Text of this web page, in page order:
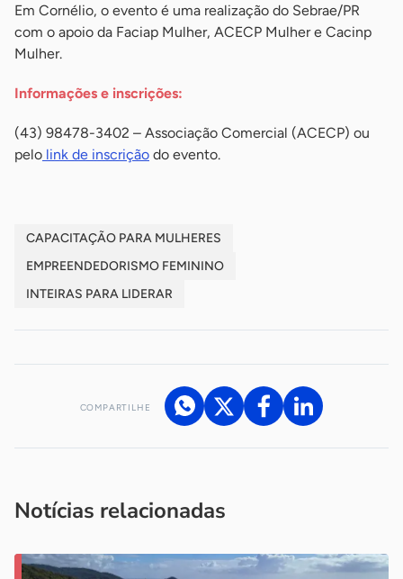
Em Cornélio, o evento é uma realização do Sebrae/PR
com o apoio da Faciap Mulher, ACECP Mulher e Cacinp
Mulher.
Informações e inscrições:
(43) 98478-3402 – Associação Comercial (ACECP) ou
pelo link de inscrição do evento.
CAPACITAÇÃO PARA MULHERES
EMPREENDEDORISMO FEMININO
INTEIRAS PARA LIDERAR
COMPARTILHE
Notícias relacionadas